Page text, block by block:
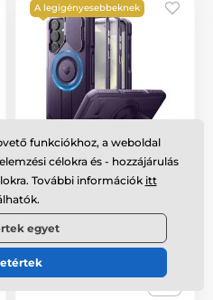
A legigényesebbeknek
Dexnor MagSafe 360
Kickstand
Camprotector borító
Samsung Galaxy S25
Plus, lila
Raktáron,kedden 8. 11. Önnél
10 640 Ft
funkciókhoz, a weboldal
célokra és - hozzájárulás
További információk itt
egyet